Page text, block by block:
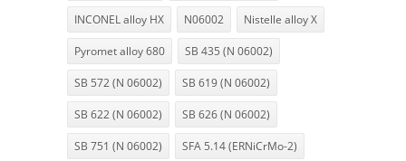
INCONEL alloy HX N06002 Nistelle alloy X
Pyromet alloy 680 SB 435 (N 06002)
SB 572 (N 06002) SB 619 (N 06002)
SB 622 (N 06002) SB 626 (N 06002)
SB 751 (N 06002) SFA 5.14 (ERNiCrMo-2)